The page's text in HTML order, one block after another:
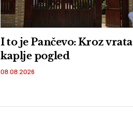
I to je Pančevo: Kroz vrata
kaplje pogled
08.08.2026